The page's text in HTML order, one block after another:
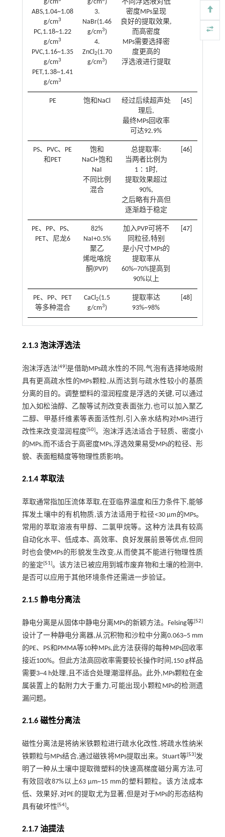
g/cm
ABS,1.04~1.08
g/cm3
PC,1.18~1.22
g/cm3
PVC,1.16~1.35
g/cm3
PET,1.38~1.41
g/cm3
g/cm )
3.
NaBr(1.46
g/cm3)
4.
ZnCl 2(1.70
g/cm3)
不同浮选液对低
密度MPs呈现
良好的提取效果,
而高密度
MPs需要选择密
度更高的
浮选液进行提取
PE 饱和NaCl
经过后续超声处
理后,
最终MPs回收率
可达92.9%
[45
PS、PVC、PE
和PET
饱和
NaCl+饱和
NaI
不同比例
混合
总提取率:
当两者比例为
1∶1时,
提取效果超过
90%,
之后略有升高但
逐渐趋于稳定
[46
PE、PP、PS、
PET、尼龙6
82%
NaI+0.5%
聚乙
烯吡咯烷
酮(PVP)
加入PVP可将不
同粒径,特别
是小尺寸MPs的
提取率从
60%~70%提高到
90%以上
[47
PE、PP、PET
等多种混合
CaCl2(1.5
g/cm3)
提取率达
93%~98%
[48
2.1.3 泡沫浮选法
泡沫浮选法[49]是借助MPs疏水性的不同,气泡有选择地吸附
具有更高疏水性的MPs颗粒,从而达到与疏水性较小的基质
分离的目的。调整塑料的湿润程度是浮选的关键,可以通过
加入如松油醇、乙酸等试剂改变表面张力,也可以加入聚乙
二醇、甲基纤维素等表面活性剂,引入亲水结构对MPs进行
改性来改变湿润程度[50]。泡沫浮选法适合于轻质、密度小
的MPs,而不适合于高密度MPs,浮选效果易受MPs的粒径、形
貌、表面粗糙度等物理性质影响。
2.1.4 萃取法
萃取通常指加压流体萃取,在亚临界温度和压力条件下,能够
挥发土壤中的有机物质,该方法适用于粒径<30 μm的MPs。
常用的萃取溶液有甲醇、二氯甲烷等。这种方法具有较高
自动化水平、低成本、高效率、良好发展前景等优点,但同
时也会使MPs的形貌发生改变,从而使其不能进行物理性质
的鉴定[51]。该方法已被应用到城市废弃物和土壤的检测中,
是否可以应用于其他环境条件还需进一步验证。
2.1.5 静电分离法
静电分离是从固体中静电分离MPs的新颖方法。Felsing等[52]
设计了一种静电分离器,从沉积物和沙粒中分离0.063~5 mm
的PE、PS和PMMA等10种MPs,此方法获得的每种MPs回收率
接近100%。但此方法高回收率需要较长操作时间,150 g样品
需要3~4 h处理,且不适合处理潮湿样品。此外,MPs颗粒在金
属装置上的黏附力大于重力,可能出现小颗粒MPs的检测遗
漏问题。
2.1.6 磁性分离法
磁性分离法是将纳米铁颗粒进行疏水化改性,将疏水性纳米
铁颗粒与MPs结合,通过磁铁将MPs提取出来。Stuart等[53]发
明了一种从土壤中提取微塑料的快速高梯度磁分离方法,可
有效回收87%以上63 μm~15 mm的塑料颗粒。该方法成本
低、效果好,对PE的提取尤为显著,但是对于MPs的形态结构
具有破坏性[54]。
2.1.7 油提法